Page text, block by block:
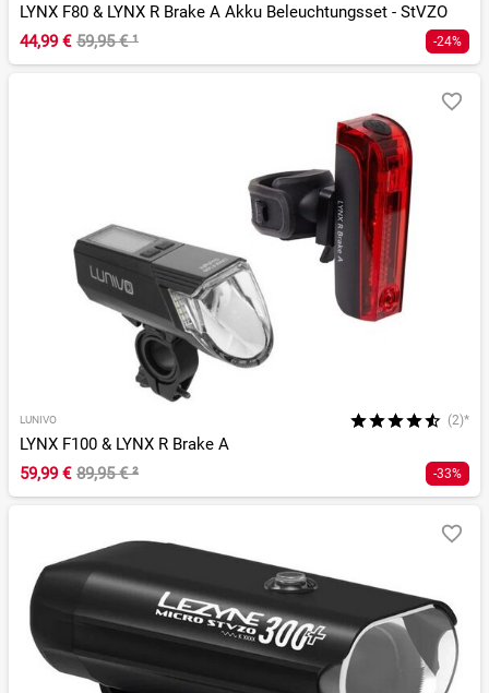
LYNX F80 & LYNX R Brake A Akku Beleuchtungsset - StVZO
44,99 € 59,95 €¹ -24%
LUNIVO (2)*
LYNX F100 & LYNX R Brake A
59,99 € 89,95 €² -33%